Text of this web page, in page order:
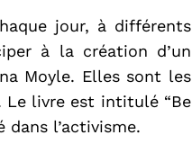
jour, à différents
à la création d’un
Moyle. Elles sont les
Le livre est intitulé “Be
l’activisme.